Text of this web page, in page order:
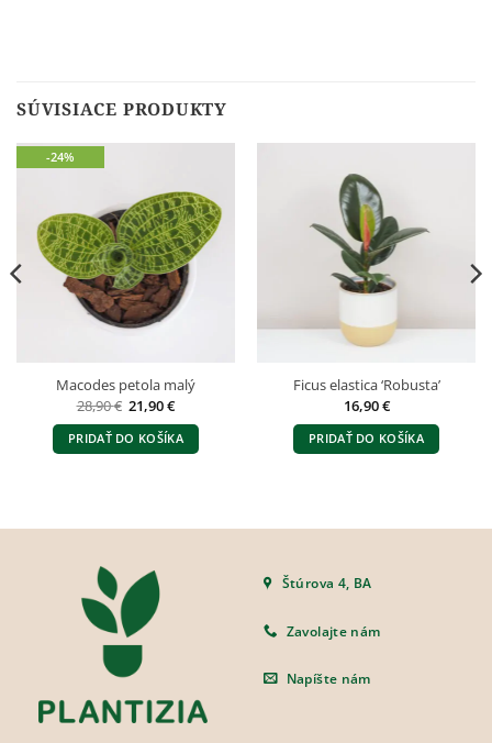
SÚVISIACE PRODUKTY
-24%
Macodes petola malý
28,90€ Pôvodná
cena
bola:
28,90 €.
21,90€Aktuálna
je:
21,90 €.
PRIDAŤ DO KOŠÍKA
Ficus elastica ‘Robusta’
16,90€
PRIDAŤ DO KOŠÍKA
Štúrova 4, BA
Zavolajte nám
Napíšte nám